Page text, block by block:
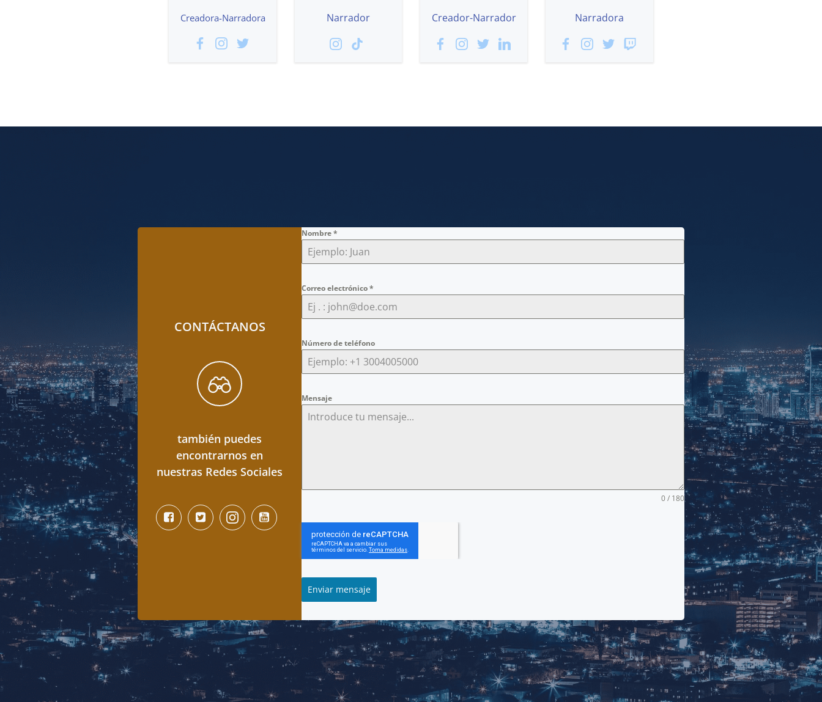
Creadora-Narradora Narrador Creador-Narrador Narradora
CONTÁCTANOS
también puedes
encontrarnos en
nuestras Redes Sociales
Nombre*
Correo electrónico*
Número de teléfono
Mensaje
0 / 180
Enviar mensaje